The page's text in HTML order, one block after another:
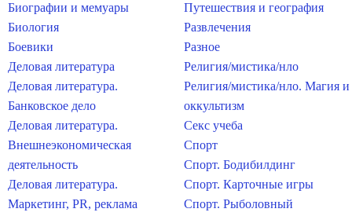
Биографии и мемуары
Биология
Боевики
Деловая литература
Деловая литература.
Банковское дело
Деловая литература.
Внешнеэкономическая
деятельность
Деловая литература.
Маркетинг, PR, реклама
Путешествия и география
Развлечения
Разное
Религия/мистика/нло
Религия/мистика/нло. Магия и
оккультизм
Секс учеба
Спорт
Спорт. Бодибилдинг
Спорт. Карточные игры
Спорт. Рыболовный